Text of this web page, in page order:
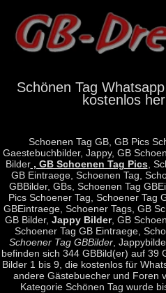
Schönen Tag
kostenlos
Schoenen Tag GB, GB Pics
Gaestebuchbilder, Jappy, GB
Bilder, GB Schoenen Tag Pics,
GB Eintraege, Schoenen Tag,
GBBilder, GBs, Schoenen Tag
Pics Schoener Tag, Schoener Tag
GBEintraege, Schoener Tags, GB
GB Bilder, Jappy Bilder, GB
Schoener Tag GB Eintraege,
Schoener Tag GBBilder,
befinden sich 344 GBBild(er) auf 39
Bilder 1 bis 9, die kostenlos für
andere Gästebuecher und Foren
Kategorie Schönen Tag wurde